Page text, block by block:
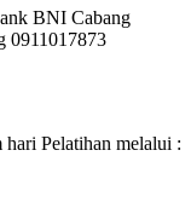
BNI Cabang
0911017873
Pelatihan melalui :